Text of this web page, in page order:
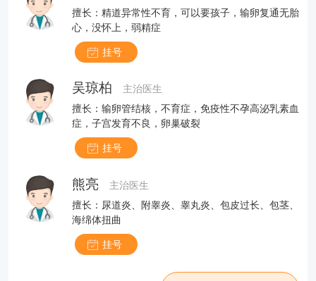
擅长：精道异常性不育，可以要孩子，输卵复通无胎
心，没怀上，弱精症
挂号
吴琼柏
主治医生
擅长：输卵管结核，不育症，免疫性不孕高泌乳素血
症，子宫发育不良，卵巢破裂
挂号
熊亮
主治医生
擅长：尿道炎、附睾炎、睾丸炎、包皮过长、包茎、
海绵体扭曲
挂号